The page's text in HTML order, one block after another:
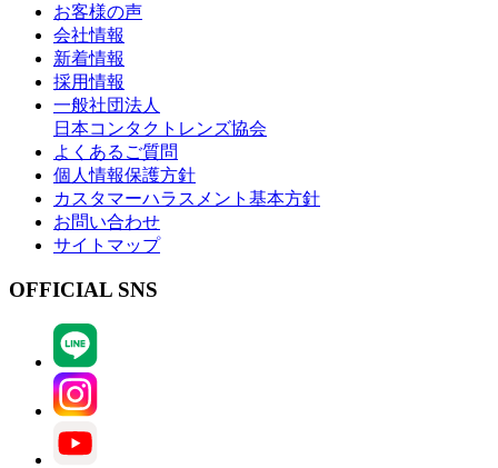
お客様の声
会社情報
新着情報
採用情報
一般社団法人
日本コンタクトレンズ協会
よくあるご質問
個人情報保護方針
カスタマーハラスメント基本方針
お問い合わせ
サイトマップ
OFFICIAL SNS